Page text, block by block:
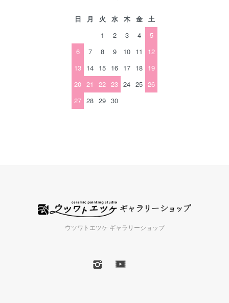
日 月 火 水 木 金
土
1
2 3 4
5
6
7 8 9 10 11
12
13 14 15 16 17 18 19
20 21 22 23 24 25 26
27 28 29 30
ウツワトエツケ ギャラリーショップ